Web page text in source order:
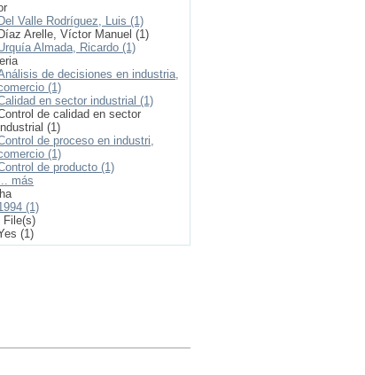
Del Valle Rodríguez, Luis (1)
Díaz Arelle, Víctor Manuel (1)
Almada, Ricardo (1)
de decisiones en industria,
(1)
en sector industrial (1)
de calidad en sector
(1)
de proceso en industri,
(1)
de producto (1)
más
(1)
File(s)
(1)